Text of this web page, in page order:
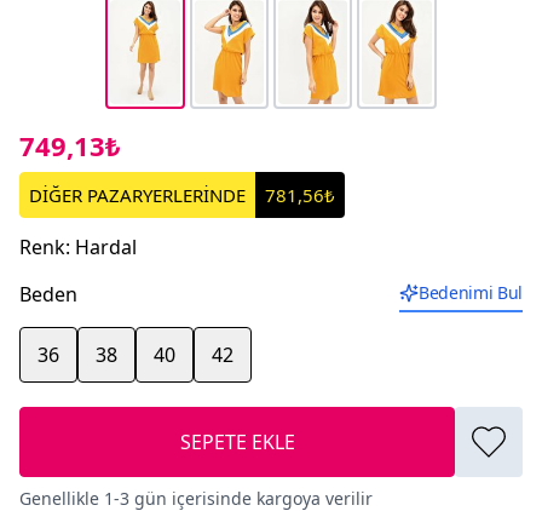
749,13₺
DİĞER PAZARYERLERİNDE 781,56₺
Renk: Hardal
Beden
Bedenimi Bul
36 38 40 42
SEPETE EKLE
Genellikle 1-3 gün içerisinde kargoya verilir